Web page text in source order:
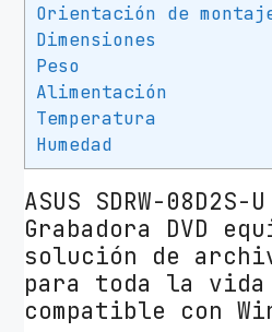
U
L
i
t
e
c
Orientación de
Dimensiones
Peso
Alimentación
Temperatura
Humedad
ASUS SDRW-08D2S-
Grabadora DVD
solución de
para toda la vida
compatible con